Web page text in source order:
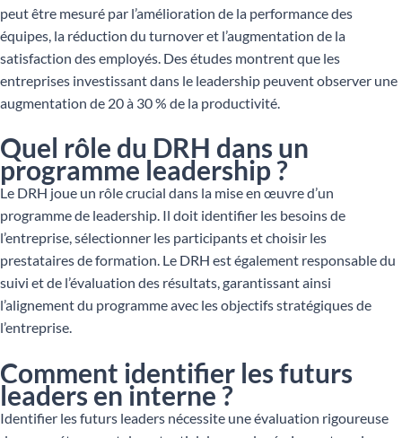
peut être mesuré par l’amélioration de la performance des
équipes, la réduction du turnover et l’augmentation de la
satisfaction des employés. Des études montrent que les
entreprises investissant dans le leadership peuvent observer une
augmentation de 20 à 30 % de la productivité.
Quel rôle du DRH dans un
programme leadership ?
Le DRH joue un rôle crucial dans la mise en œuvre d’un
programme de leadership. Il doit identifier les besoins de
l’entreprise, sélectionner les participants et choisir les
prestataires de formation. Le DRH est également responsable du
suivi et de l’évaluation des résultats, garantissant ainsi
l’alignement du programme avec les objectifs stratégiques de
l’entreprise.
Comment identifier les futurs
leaders en interne ?
Identifier les futurs leaders nécessite une évaluation rigoureuse